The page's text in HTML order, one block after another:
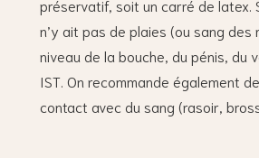
préservatif, soit un carré de latex.
n’y ait pas de plaies (ou sang
niveau de la bouche, du pénis, du
IST. On recommande également
contact avec du sang (rasoir,